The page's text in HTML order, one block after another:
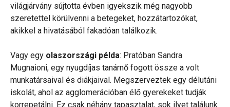
világjárvány sújtotta évben igyekszik még nagyobb
szeretettel körülvenni a betegeket, hozzátartozókat,
akikkel a hivatásából fakadóan találkozik.
Vagy egy olaszországi példa: Pratóban Sandra
Mugnaioni, egy nyugdíjas tanárnő fogott össze a volt
munkatársaival és diákjaival. Megszerveztek egy délutáni
iskolát, ahol az agglomerációban élő gyerekeket tudják
korrepetálni. Ez csak néhány tapasztalat, sok ilyet találunk